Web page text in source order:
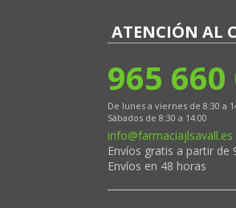
ATENCIÓN AL
965 660
De lunes a viernes de 8:30 a
Sábados de 8:30 a 14:00
info@farmaciajlsavall.es
Envíos gratis a partir de
Envíos en 48 horas